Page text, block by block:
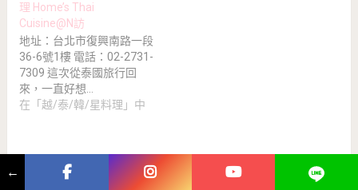
理 Home’s Thai
Cuisine@N訪
地址：台北市復興南路一段
36-6號1樓 電話：02-2731-
7309 這次從泰國旅行回
來，一直好想…
在「越/泰/韓/星料理」中
←